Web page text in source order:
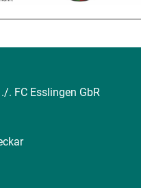
. FC Esslingen GbR